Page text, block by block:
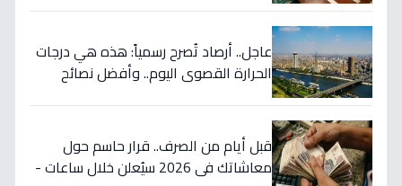
عاجل.. أرصاد تُصرح رسمياً: هذه هي درجات
الحرارة القصوى اليوم.. وأفضل نصائح
قبل أيام من الصرف.. قرار حاسم حول
معاشاتك في 2026 سيُعلن خلال ساعات -